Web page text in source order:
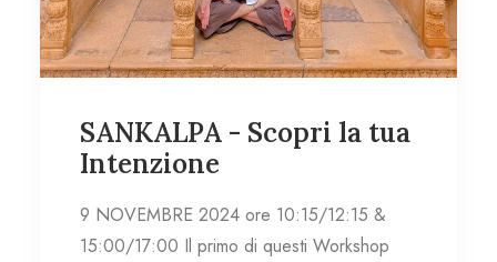
SANKALPA - Scopri la tua
Intenzione
9 NOVEMBRE 2024 ore 10:15/12:15 &
15:00/17:00 Il primo di questi Workshop